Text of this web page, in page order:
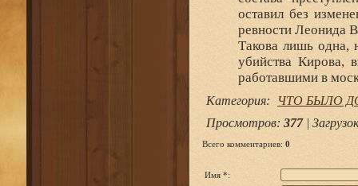
оставил без
ревности Леонида
Такова лишь одна,
убийства Кирова,
работавшими в
Категория:
ЧТО БЫЛО
Просмотров: 377| Загрузок
Всего комментариев: 0
Имя *: